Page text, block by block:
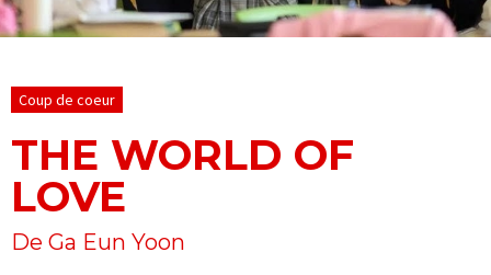
Coup de coeur
THE WORLD OF
LOVE
De Ga Eun Yoon